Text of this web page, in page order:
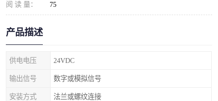
阅 读 量： 75
产品描述
供电电压 24VDC
输出信号 数字或模拟信号
安装方式 法兰或螺纹连接